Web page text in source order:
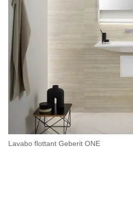
Lavabo flottant Geberit ONE